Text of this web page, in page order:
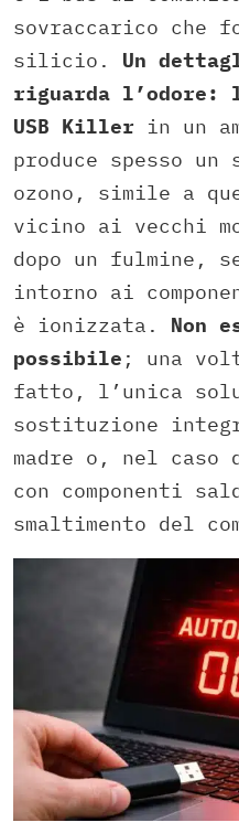
sovraccarico che
silicio. Un
riguarda l’odore:
USB Killer in un
produce spesso
ozono, simile a
vicino ai vecchi
dopo un fulmine,
intorno ai
è ionizzata. Non
possibile ; una
fatto, l’unica
sostituzione
madre o, nel caso
con componenti
smaltimento del